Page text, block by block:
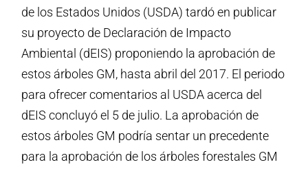
de los Estados Unidos (USDA) tardó en publicar
su proyecto de Declaración de Impacto
Ambiental (dEIS) proponiendo la aprobación de
estos árboles GM, hasta abril del 2017. El periodo
para ofrecer comentarios al USDA acerca del
dEIS concluyó el 5 de julio. La aprobación de
estos árboles GM podría sentar un precedente
para la aprobación de los árboles forestales GM